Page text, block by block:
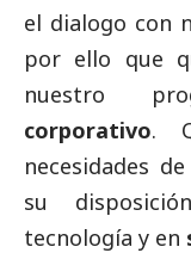
el dialogo con
por ello que
nuestro
corporativo.
necesidades
su
tecnología y en